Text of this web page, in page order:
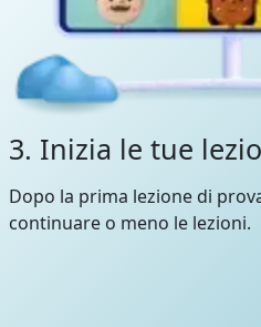
3. Inizia le tue
Dopo la prima lezione di
continuare o meno le lezioni.